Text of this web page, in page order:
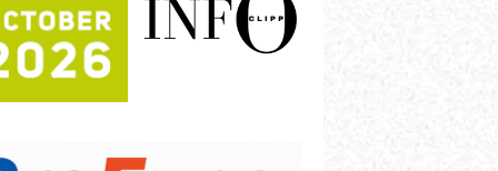
oznaka kao dugoročna korist
na prvom mestu!
u industriji
Pametna signalizacija za efikasnije